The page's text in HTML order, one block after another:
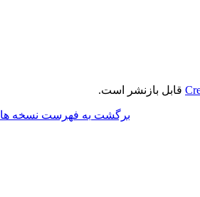
قابل بازنشر است.
برگشت به فهرست نسخه ها